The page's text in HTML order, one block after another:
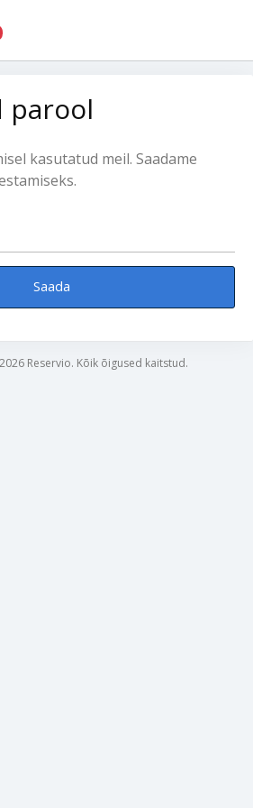
parool
kasutatud meil. Saadame
Saada
Reservio. Kõik õigused kaitstud.